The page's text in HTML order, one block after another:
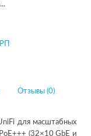
Отзывы (0)
для масштабных
(32×10 GbE и